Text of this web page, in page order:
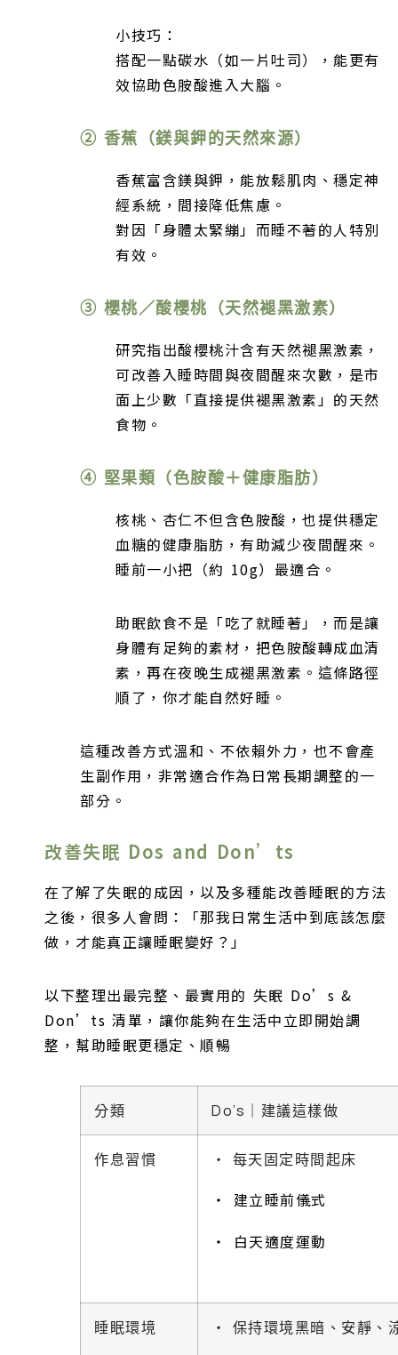
小技巧：
搭配一點碳水（如一片吐司），能更有
效協助色胺酸進入大腦。
② 香蕉（鎂與鉀的天然來源）
香蕉富含鎂與鉀，能放鬆肌肉、穩定神
經系統，間接降低焦慮。
對因「身體太緊繃」而睡不著的人特別
有效。
③ 櫻桃／酸櫻桃（天然褪黑激素）
研究指出酸櫻桃汁含有天然褪黑激素，
可改善入睡時間與夜間醒來次數，是市
面上少數「直接提供褪黑激素」的天然
食物。
④ 堅果類（色胺酸＋健康脂肪）
核桃、杏仁不但含色胺酸，也提供穩定
血糖的健康脂肪，有助減少夜間醒來。
睡前一小把（約 10g）最適合。
助眠飲食不是「吃了就睡著」，而是讓
身體有足夠的素材，把色胺酸轉成血清
素，再在夜晚生成褪黑激素。這條路徑
順了，你才能自然好睡。
這種改善方式溫和、不依賴外力，也不會產
生副作用，非常適合作為日常長期調整的一
部分。
改善失眠 Dos and Don’ts
在了解了失眠的成因，以及多種能改善睡眠的方法
之後，很多人會問：「那我日常生活中到底該怎麼
做，才能真正讓睡眠變好？」
以下整理出最完整、最實用的 失眠 Do’s &
Don’ts 清單，讓你能夠在生活中立即開始調
整，幫助睡眠更穩定、順暢
分類 Do’s｜建議這樣做
作息習慣 ‧ 每天固定時間起床
‧ 建立睡前儀式
‧ 白天適度運動
睡眠環境 ‧ 保持環境黑暗、安靜、